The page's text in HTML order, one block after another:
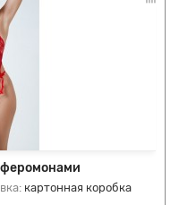
феромонами
картонная коробка